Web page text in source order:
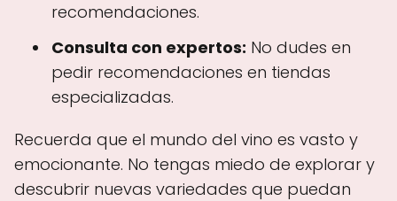
recomendaciones.
Consulta con expertos: No dudes en
pedir recomendaciones en tiendas
especializadas.
Recuerda que el mundo del vino es vasto y
emocionante. No tengas miedo de explorar y
descubrir nuevas variedades que puedan